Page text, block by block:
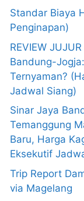
Standar Biaya
Penginapan)
REVIEW
Bandung-
Ternyaman?
Jadwal Siang)
Sinar Jaya
Temanggung
Baru, Harga
Eksekutif
Trip Report
via Magelang